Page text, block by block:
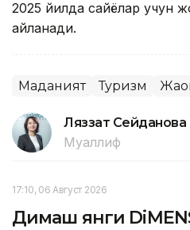
2025 йилда сайёҳлар учун
айланади.
Маданият Туризм
Ляззат Сейданова
Муаллиф
17:10, 06 Август 2026
Димаш янги